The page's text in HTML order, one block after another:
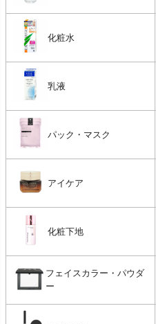
化粧水
乳液
パック・マスク
アイケア
化粧下地
フェイスカラー・パウダ
ー